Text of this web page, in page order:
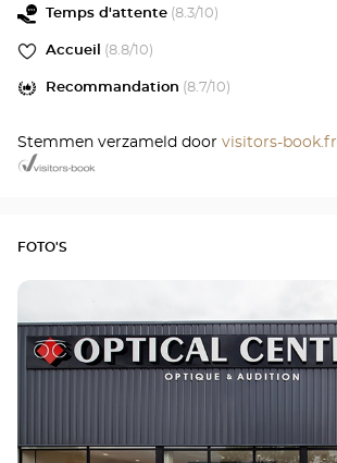
Temps d'attente (8.3/10)
Accueil (8.8/10)
Recommandation (8.7/10)
Stemmen verzameld door visitors-book.fr
FOTO'S